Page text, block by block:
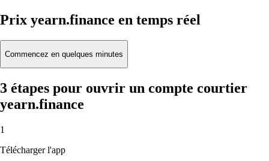
Prix yearn.finance en temps réel
Commencez en quelques minutes
3 étapes pour ouvrir un compte courtier
yearn.finance
1
Télécharger l'app